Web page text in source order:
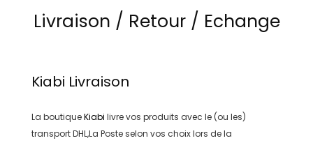
Livraison / Retour / Echange
Kiabi Livraison
La boutiqueKiabi livre vos produits avec le (ou les)
transportDHL,La Posteselon vos choix lors de la